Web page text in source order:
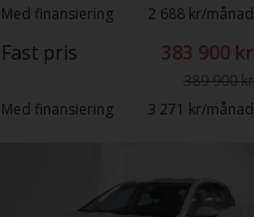
Med finansiering 2 688 kr/månad
Fast pris 383 900 kr
389 900 kr
Med finansiering
3 271 kr/månad